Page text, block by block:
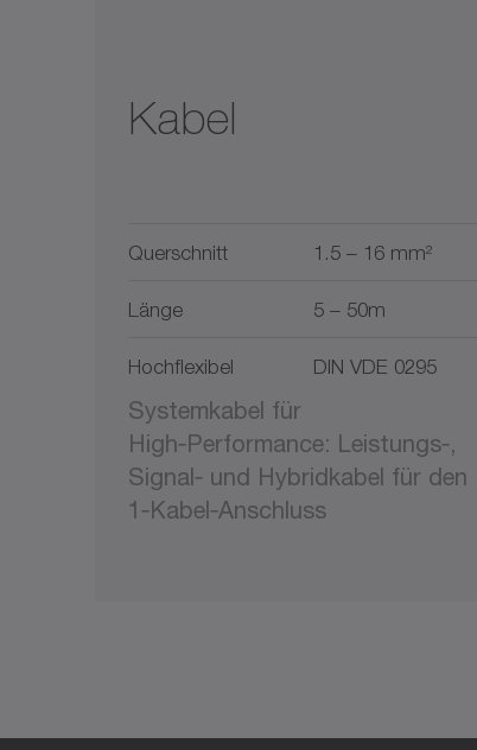
Kabel
Querschnitt 1.5 – 16 mm²
Länge 5 – 50m
Hochflexibel DIN VDE 0295
Systemkabel für
High‑Performance: Leistungs‑,
Signal‑ und Hybridkabel für den
1‑Kabel‑Anschluss